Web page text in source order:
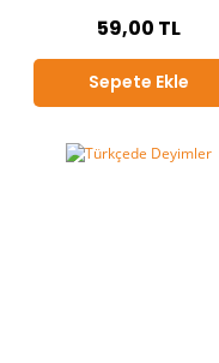
59,00 TL
Sepete Ekle